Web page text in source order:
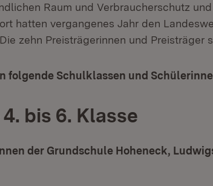
Raum und Verbraucherschutz
hatten vergangenes Jahr den
zehn Preisträgerinnen und Preisträger
folgende Schulklassen und
bis 6. Klasse
der Grundschule Hoheneck,